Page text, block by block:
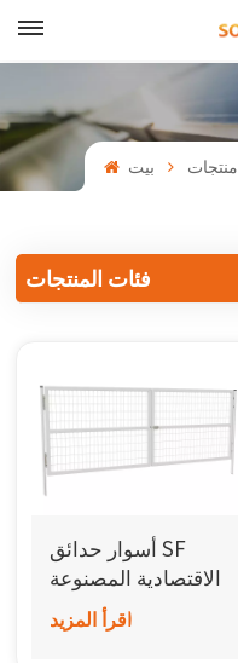
English
Français
中文
Español
Português
한국어
بالعربية
بيت منتجات
فئات المنتجات
أسوار حدائق SF
الاقتصادية المصنوعة
من الأسلاك الشبكية
اقرأ المزيد